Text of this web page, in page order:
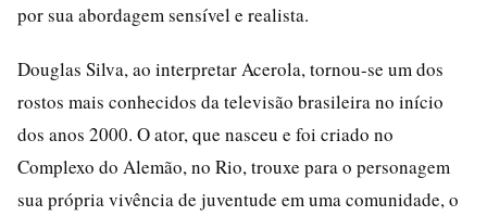
por sua abordagem sensível e realista.
Douglas Silva, ao interpretar Acerola, tornou-se um dos
rostos mais conhecidos da televisão brasileira no início
dos anos 2000. O ator, que nasceu e foi criado no
Complexo do Alemão, no Rio, trouxe para o personagem
sua própria vivência de juventude em uma comunidade, o